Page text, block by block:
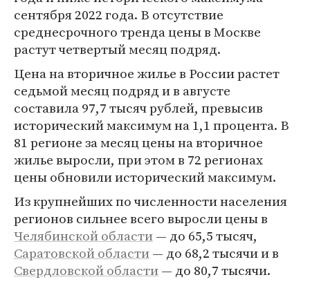
сентября 2022 года. В отсутствие
среднесрочного тренда цены в Москве
растут четвертый месяц подряд.
Цена на вторичное жилье в России растет
седьмой месяц подряд и в августе
составила 97,7 тысяч рублей, превысив
исторический максимум на 1,1 процента. В
81 регионе за месяц цены на вторичное
жилье выросли, при этом в 72 регионах
цены обновили исторический максимум.
Из крупнейших по численности населения
регионов сильнее всего выросли цены в
Челябинской области— до 65,5 тысяч,
Саратовской области— до 68,2 тысячи и в
Свердловской области— до 80,7 тысячи.